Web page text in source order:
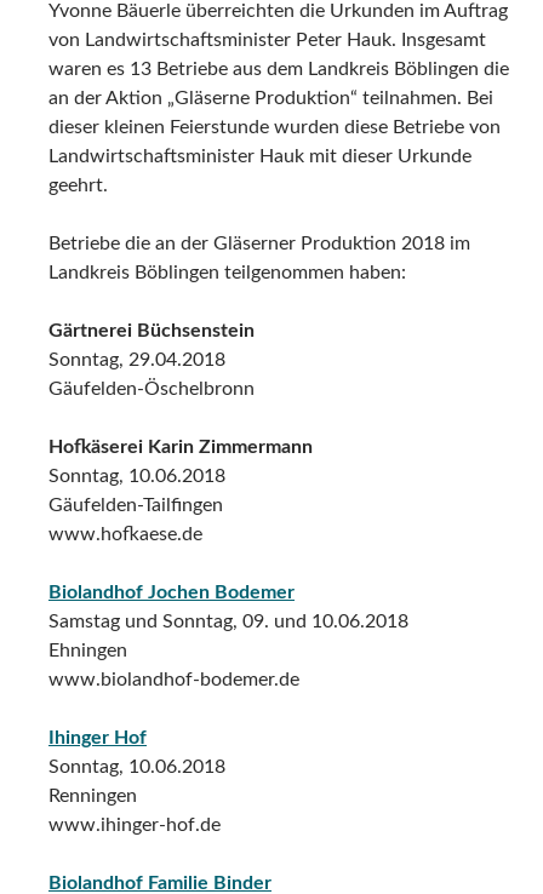
Yvonne Bäuerle überreichten die Urkunden im Auftrag
von Landwirtschaftsminister Peter Hauk. Insgesamt
waren es 13 Betriebe aus dem Landkreis Böblingen die
an der Aktion „Gläserne Produktion“ teilnahmen. Bei
dieser kleinen Feierstunde wurden diese Betriebe von
Landwirtschaftsminister Hauk mit dieser Urkunde
geehrt.
Betriebe die an der Gläserner Produktion 2018 im
Landkreis Böblingen teilgenommen haben:
Gärtnerei Büchsenstein
Sonntag, 29.04.2018
Gäufelden-Öschelbronn
Hofkäserei Karin Zimmermann
Sonntag, 10.06.2018
Gäufelden-Tailfingen
www.hofkaese.de
Biolandhof Jochen Bodemer
Samstag und Sonntag, 09. und 10.06.2018
Ehningen
www.biolandhof-bodemer.de
Ihinger Hof
Sonntag, 10.06.2018
Renningen
www.ihinger-hof.de
Biolandhof Familie Binder